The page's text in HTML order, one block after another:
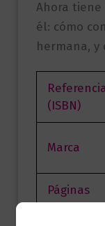
Ahora tiene
él: cómo
hermana, y
(ISBN)
Marca
Páginas